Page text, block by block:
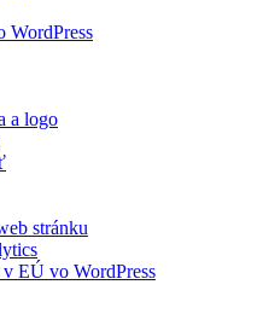
WordPress
a logo
stránku
EÚ vo WordPress